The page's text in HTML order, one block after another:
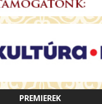
PREMIEREK